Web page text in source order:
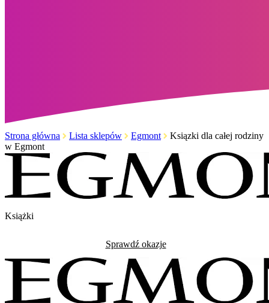
Strona główna Lista sklepów Egmont
Ksiązki dla całej rodziny
w Egmont
Książki
Sprawdź okazje